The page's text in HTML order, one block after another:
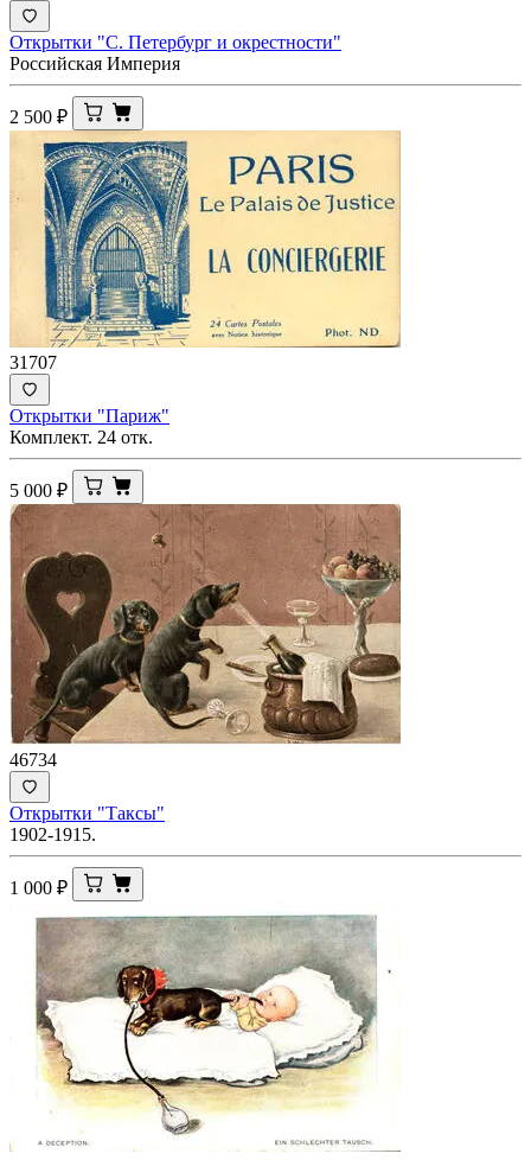
Открытки "С. Петербург и окрестности"
Российская Империя
2 500 ₽
31707
Открытки "Париж"
Комплект. 24 отк.
5 000 ₽
46734
Открытки "Таксы"
1902-1915.
1 000 ₽